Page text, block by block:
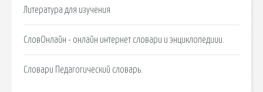
Литература для изучения
СловОнлайн - онлайн интернет словари и энциклопедиии.
Словари Педагогический словарь.